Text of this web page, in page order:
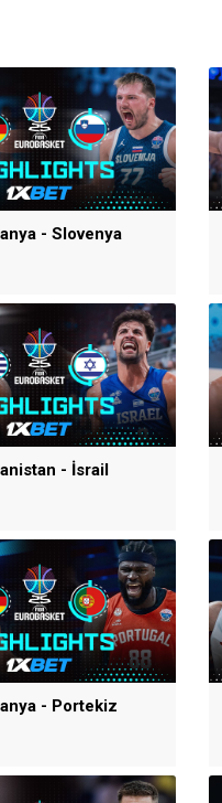
- Slovenya
- İsrail
- Portekiz